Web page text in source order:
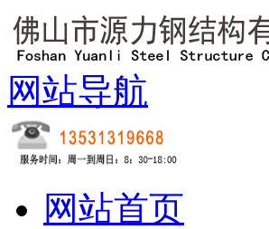
网站导航
网站首页